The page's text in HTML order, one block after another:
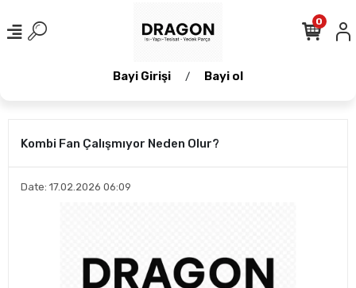
Bayi Girişi / Bayi ol
0
Kombi Fan Çalışmıyor Neden Olur?
Date: 17.02.2026 06:09